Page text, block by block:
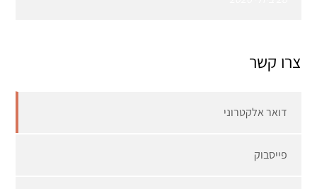
צרו קשר
דואר אלקטרוני
פייסבוק